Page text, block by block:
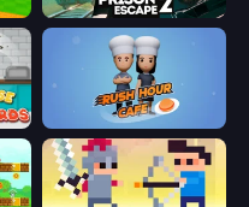
Prison Escape 2
Rush Hour Cafe